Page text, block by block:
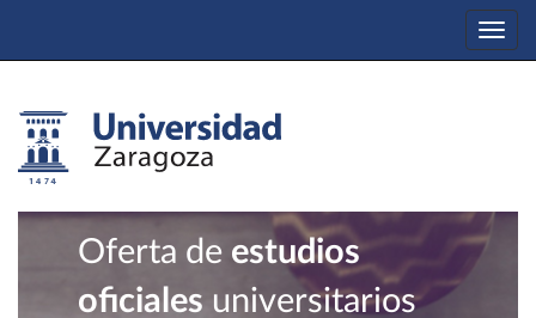
Oferta de estudios
oficiales universitarios